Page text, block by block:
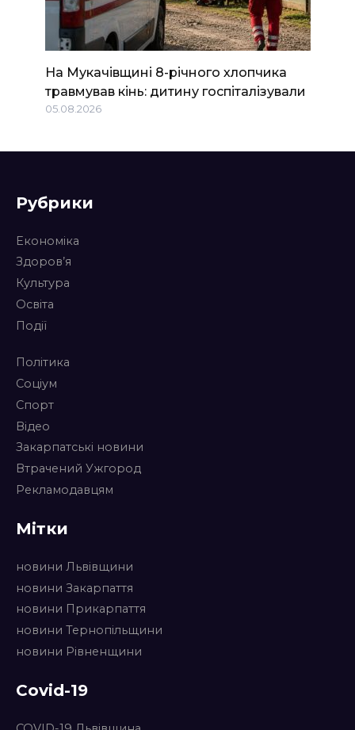
На Мукачівщині 8-річного хлопчика
травмував кінь: дитину госпіталізували
05.08.2026
Рубрики
Економіка
Здоров’я
Культура
Освіта
Події
Політика
Соціум
Спорт
Відео
Закарпатські новини
Втрачений Ужгород
Рекламодавцям
Мітки
новини Львівщини
новини Закарпаття
новини Прикарпаття
новини Тернопільщини
новини Рівненщини
Covid-19